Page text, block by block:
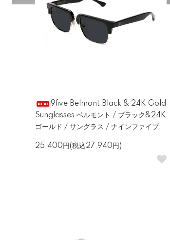
9five Belmont Black & 24K Gold
Sunglasses ベルモント / ブラック&24K
ゴールド / サングラス / ナインファイブ
25,400円(税込27,940円)